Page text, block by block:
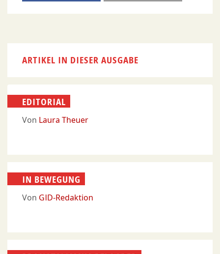
ARTIKEL IN DIESER AUSGABE
EDITORIAL
Von Laura Theuer
IN BEWEGUNG
Von GID-Redaktion